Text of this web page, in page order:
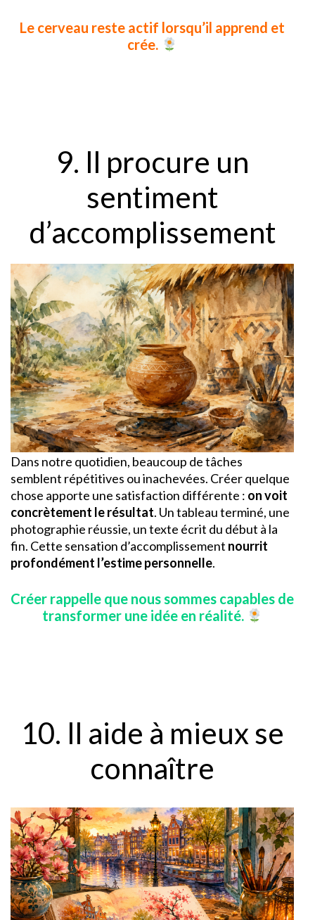
Le cerveau reste actif lorsqu’il apprend et
crée.
9. Il procure un
sentiment
d’accomplissement
Dans notre quotidien, beaucoup de tâches
semblent répétitives ou inachevées. Créer quelque
chose apporte une satisfaction différente : on voit
concrètement le résultat. Un tableau terminé, une
photographie réussie, un texte écrit du début à la
fin. Cette sensation d’accomplissement nourrit
profondément l’estime personnelle.
Créer rappelle que nous sommes capables de
transformer une idée en réalité.
10. Il aide à mieux se
connaître